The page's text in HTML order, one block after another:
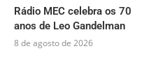
Rádio MEC celebra os 70
anos de Leo Gandelman
8 de agosto de 2026